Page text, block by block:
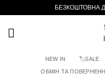
БЕЗКОШТОВНА
NEW IN 🏷SALE
ОБМІН ТА